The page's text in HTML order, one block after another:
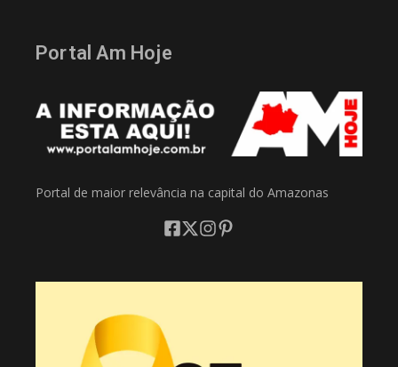
Portal Am Hoje
Portal de maior relevância na capital do Amazonas